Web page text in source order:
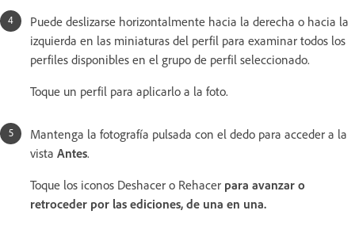
Puede deslizarse horizontalmente hacia la derecha o hacia la
izquierda en las miniaturas del perfil para examinar todos los
perfiles disponibles en el grupo de perfil seleccionado.
Toque un perfil para aplicarlo a la foto.
Mantenga la fotografía pulsada con el dedo para acceder a la
vista Antes.
Toque los iconos Deshacer o Rehacer para avanzar o
retroceder por las ediciones, de una en una.